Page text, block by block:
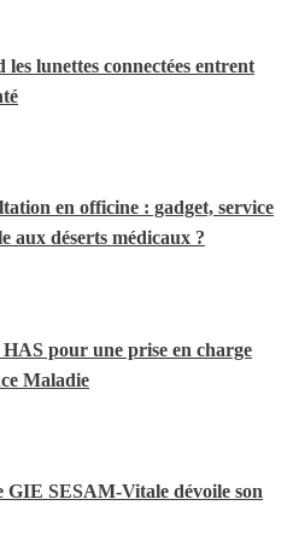
lunettes connectées entrent
en officine : gadget, service
aux déserts médicaux ?
pour une prise en charge
Maladie
GIE SESAM-Vitale dévoile son